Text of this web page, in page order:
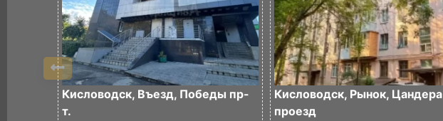
Кисловодск, Въезд, Победы пр-
т.
Кисловодск, Рынок, Цандера
проезд